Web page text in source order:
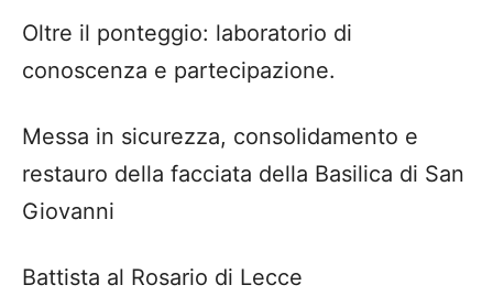
Oltre il ponteggio: laboratorio di
conoscenza e partecipazione.
Messa in sicurezza, consolidamento e
restauro della facciata della Basilica di San
Giovanni
Battista al Rosario di Lecce